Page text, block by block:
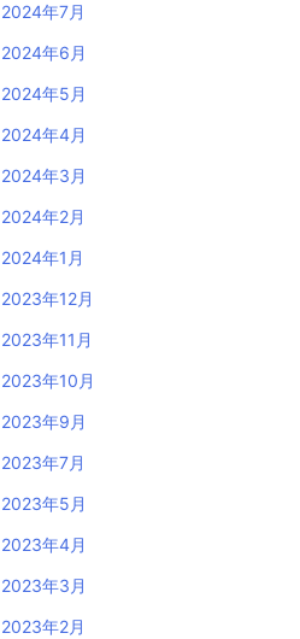
2024年7月
2024年6月
2024年5月
2024年4月
2024年3月
2024年2月
2024年1月
2023年12月
2023年11月
2023年10月
2023年9月
2023年7月
2023年5月
2023年4月
2023年3月
2023年2月